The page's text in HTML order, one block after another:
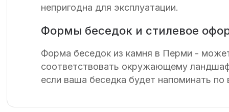
непригодна для эксплуатации.
Формы беседок и стилевое
Форма беседок из камня в Перми -
соответствовать окружающему
если ваша беседка будет напоминать